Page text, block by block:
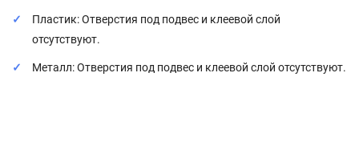
Пластик: Отверстия под подвес и клеевой слой
отсутствуют.
Металл: Отверстия под подвес и клеевой слой отсутствуют.